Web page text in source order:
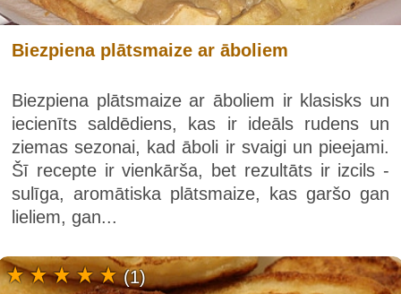
Biezpiena plātsmaize ar āboliem
Biezpiena plātsmaize ar āboliem ir klasisks un
iecienīts saldēdiens, kas ir ideāls rudens un
ziemas sezonai, kad āboli ir svaigi un pieejami.
Šī recepte ir vienkārša, bet rezultāts ir izcils -
sulīga, aromātiska plātsmaize, kas garšo gan
lieliem, gan...
(1)